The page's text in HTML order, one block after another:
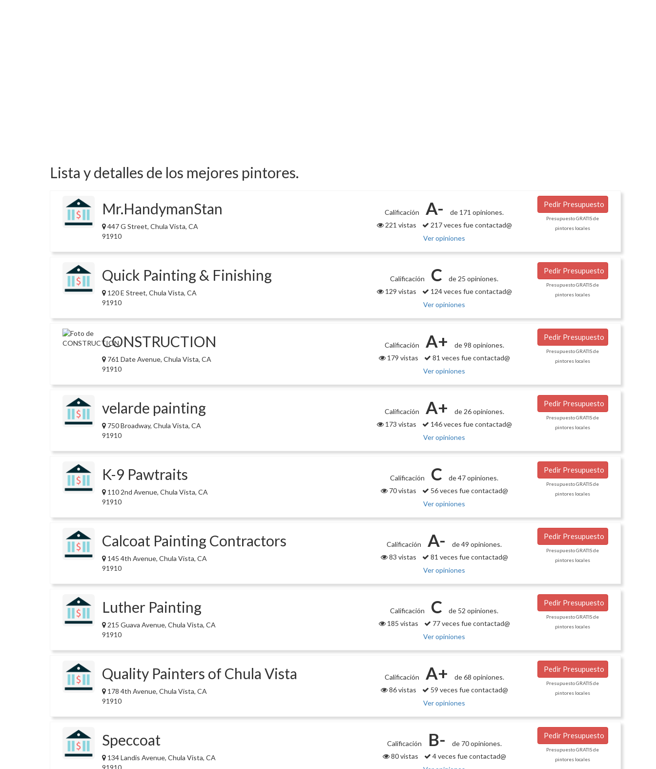
Lista y detalles de los mejores pintores.
Mr.HandymanStan
447 G Street, Chula Vista, CA
91910
Calificación A-
de 171 opiniones.
221 vistas
217 veces fue contactad@
Ver opiniones
Pedir Presupuesto
Presupuesto GRATIS de
pintores locales
Quick Painting & Finishing
120 E Street, Chula Vista, CA
91910
Calificación C
de 25 opiniones.
129 vistas
124 veces fue contactad@
Ver opiniones
Pedir Presupuesto
Presupuesto GRATIS de
pintores locales
CONSTRUCTION
761 Date Avenue, Chula Vista, CA
91910
Calificación A+
de 98 opiniones.
179 vistas
81 veces fue contactad@
Ver opiniones
Pedir Presupuesto
Presupuesto GRATIS de
pintores locales
velarde painting
750 Broadway, Chula Vista, CA
91910
Calificación A+
de 26 opiniones.
173 vistas
146 veces fue contactad@
Ver opiniones
Pedir Presupuesto
Presupuesto GRATIS de
pintores locales
K-9 Pawtraits
110 2nd Avenue, Chula Vista, CA
91910
Calificación C
de 47 opiniones.
70 vistas
56 veces fue contactad@
Ver opiniones
Pedir Presupuesto
Presupuesto GRATIS de
pintores locales
Calcoat Painting Contractors
145 4th Avenue, Chula Vista, CA
91910
Calificación A-
de 49 opiniones.
83 vistas
81 veces fue contactad@
Ver opiniones
Pedir Presupuesto
Presupuesto GRATIS de
pintores locales
Luther Painting
215 Guava Avenue, Chula Vista, CA
91910
Calificación C
de 52 opiniones.
185 vistas
77 veces fue contactad@
Ver opiniones
Pedir Presupuesto
Presupuesto GRATIS de
pintores locales
Quality Painters of Chula Vista
178 4th Avenue, Chula Vista, CA
91910
Calificación A+
de 68 opiniones.
86 vistas
59 veces fue contactad@
Ver opiniones
Pedir Presupuesto
Presupuesto GRATIS de
pintores locales
Speccoat
134 Landis Avenue, Chula Vista, CA
Calificación B-
de 70 opiniones.
80 vistas
4 veces fue contactad@
Pedir Presupuesto
Presupuesto GRATIS de
pintores locales